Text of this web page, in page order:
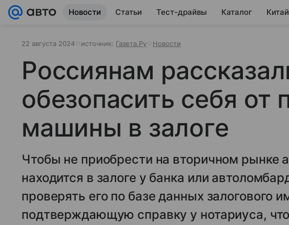
Новости Статьи Тест-драйвы Каталог
22 августа 2024 источник: Газета.Ру Новости
Россиянам
обезопасить себя от
машины в залоге
Чтобы не приобрести на вторичном рынке
находится в залоге у банка или
проверять его по базе данных залогового
подтверждающую справку у нотариуса,